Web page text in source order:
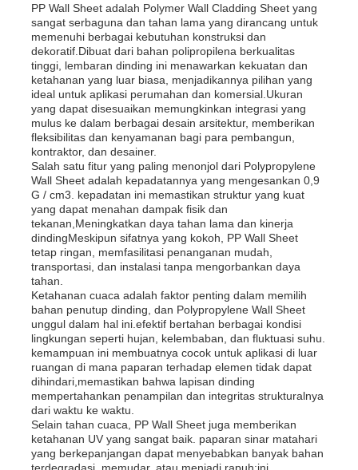
PP Wall Sheet adalah Polymer Wall Cladding Sheet yang
sangat serbaguna dan tahan lama yang dirancang untuk
memenuhi berbagai kebutuhan konstruksi dan
dekoratif.Dibuat dari bahan polipropilena berkualitas
tinggi, lembaran dinding ini menawarkan kekuatan dan
ketahanan yang luar biasa, menjadikannya pilihan yang
ideal untuk aplikasi perumahan dan komersial.Ukuran
yang dapat disesuaikan memungkinkan integrasi yang
mulus ke dalam berbagai desain arsitektur, memberikan
fleksibilitas dan kenyamanan bagi para pembangun,
kontraktor, dan desainer.
Salah satu fitur yang paling menonjol dari Polypropylene
Wall Sheet adalah kepadatannya yang mengesankan 0,9
G / cm3. kepadatan ini memastikan struktur yang kuat
yang dapat menahan dampak fisik dan
tekanan,Meningkatkan daya tahan lama dan kinerja
dindingMeskipun sifatnya yang kokoh, PP Wall Sheet
tetap ringan, memfasilitasi penanganan mudah,
transportasi, dan instalasi tanpa mengorbankan daya
tahan.
Ketahanan cuaca adalah faktor penting dalam memilih
bahan penutup dinding, dan Polypropylene Wall Sheet
unggul dalam hal ini.efektif bertahan berbagai kondisi
lingkungan seperti hujan, kelembaban, dan fluktuasi suhu.
kemampuan ini membuatnya cocok untuk aplikasi di luar
ruangan di mana paparan terhadap elemen tidak dapat
dihindari,memastikan bahwa lapisan dinding
mempertahankan penampilan dan integritas strukturalnya
dari waktu ke waktu.
Selain tahan cuaca, PP Wall Sheet juga memberikan
ketahanan UV yang sangat baik. paparan sinar matahari
yang berkepanjangan dapat menyebabkan banyak bahan
terdegradasi, memudar, atau menjadi rapuh;ini